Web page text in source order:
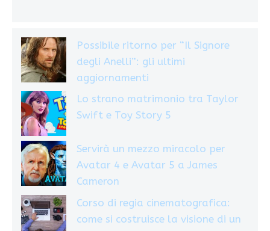
Possibile ritorno per “Il Signore
degli Anelli”: gli ultimi
aggiornamenti
Lo strano matrimonio tra Taylor
Swift e Toy Story 5
Servirà un mezzo miracolo per
Avatar 4 e Avatar 5 a James
Cameron
Corso di regia cinematografica:
come si costruisce la visione di un